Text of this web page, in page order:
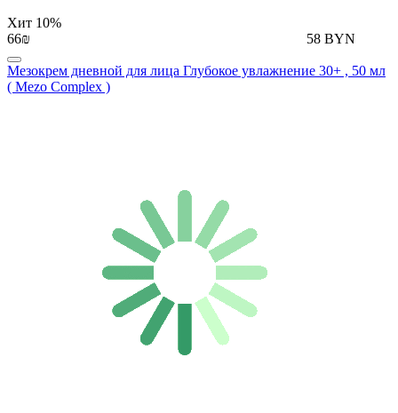
Хит 10%
66₪
58 BYN
Мезокрем дневной для лица Глубокое увлажнение 30+ , 50 мл
( Mezo Complex )